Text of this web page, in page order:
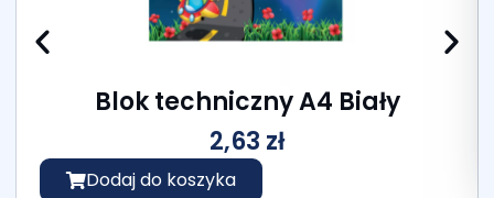
Blok techniczny A4 Biały
2,63 zł
Dodaj do koszyka